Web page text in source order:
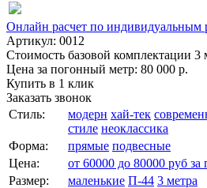
Онлайн расчет по индивидуальным
Артикул: 0012
Стоимость базовой комплектации 3
Цена за погонный метр: 80 000 р.
Купить в 1 клик
Заказать звонок
Стиль:
модерн хай-тек
стиле неоклассика
Форма:
прямые подвесные
Цена:
от 60000 до 80000 руб за
Размер:
маленькие П-44 3 метра